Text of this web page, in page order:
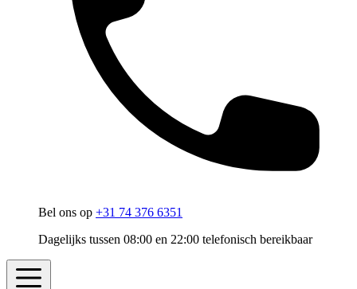
Bel ons op +31 74 376 6351
Dagelijks tussen 08:00 en 22:00 telefonisch bereikbaar